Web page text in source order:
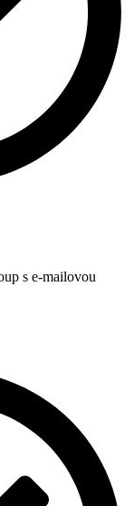
s e-mailovou